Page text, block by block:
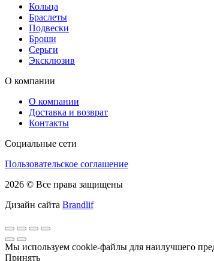
Кольца
Браслеты
Подвески
Броши
Серьги
Эксклюзив
О компании
О компании
Доставка и возврат
Контакты
Социальные сети
Пользовательское соглашение
2026 © Все права защищены
Дизайн сайта Brandlif
Мы используем cookie-файлы для наилучшего
Принять